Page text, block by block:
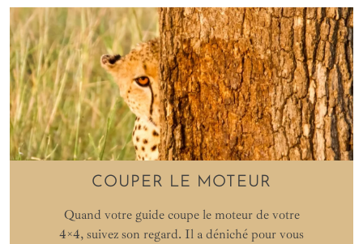
COUPER LE MOTEUR
Quand votre guide coupe le moteur de votre
4×4, suivez son regard. Il a déniché pour vous